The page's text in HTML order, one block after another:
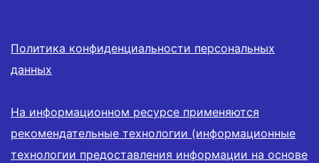
Политика конфиденциальности персональных
данных
На информационном ресурсе применяются
рекомендательные технологии (информационные
технологии предоставления информации на основе